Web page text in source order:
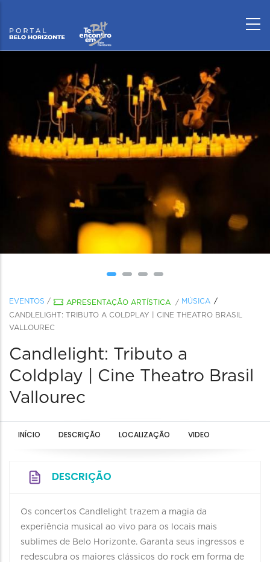
EVENTOS / APRESENTAÇÃO ARTÍSTICA / MÚSICA
CANDLELIGHT: TRIBUTO A COLDPLAY | CINE THEATRO BRASIL
VALLOUREC
Candlelight: Tributo a
Coldplay | Cine Theatro Brasil
Vallourec
INÍCIO DESCRIÇÃO LOCALIZAÇÃO VIDEO
DESCRIÇÃO
Os concertos Candlelight trazem a magia da
experiência musical ao vivo para os locais mais
sublimes de Belo Horizonte. Garanta seus ingressos e
redescubra os maiores clássicos do rock em forma de